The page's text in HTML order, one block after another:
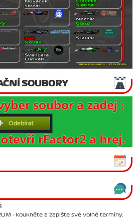
SOUBORY
- koukněte a zapište své volné termíny.